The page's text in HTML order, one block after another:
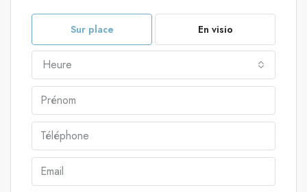
Sur place En visio
Heure